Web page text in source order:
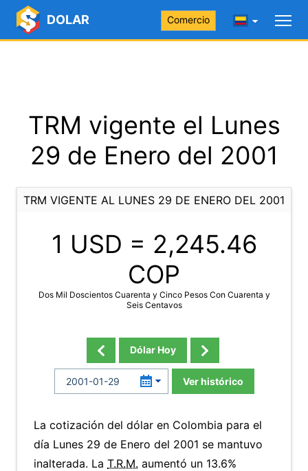
DOLAR Comercio
TRM vigente el Lunes
29 de Enero del 2001
TRM VIGENTE AL LUNES 29 DE ENERO DEL 2001
1 USD = 2,245.46
COP
Dos Mil Doscientos Cuarenta y Cinco Pesos Con Cuarenta y
Seis Centavos
Dólar Hoy
Ver histórico
La cotización del dólar en Colombia para el
día Lunes 29 de Enero del 2001 se mantuvo
inalterada. La T.R.M. aumentó un 13.6%